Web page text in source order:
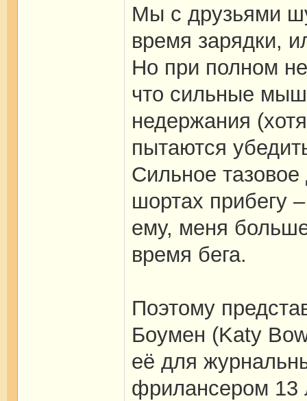
Мы с друзьями
время зарядки,
Но при полном
что сильные
недержания
пытаются
Сильное тазовое
шортах прибегу
ему, меня
время бега.
Поэтому
Боумен (Katy
её для
фрилансером 13